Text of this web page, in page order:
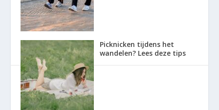
Picknicken tijdens het
wandelen? Lees deze tips